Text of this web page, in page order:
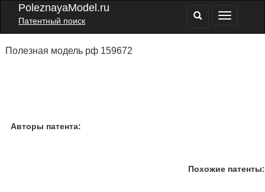
PoleznayaModel.ru
Патентный поиск
Полезная модель рф 159672
Авторы патента:
Похожие патенты: